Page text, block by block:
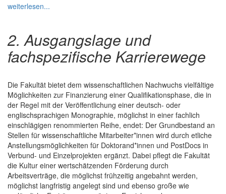
weiterlesen...
2. Ausgangslage und
fachspezifische Karrierewege
Die Fakultät bietet dem wissenschaftlichen Nachwuchs vielfältige
Möglichkeiten zur Finanzierung einer Qualifikationsphase, die in
der Regel mit der Veröffentlichung einer deutsch- oder
englischsprachigen Monographie, möglichst in einer fachlich
einschlägigen renommierten Reihe, endet: Der Grundbestand an
Stellen für wissenschaftliche Mitarbeiter*innen wird durch etliche
Anstellungsmöglichkeiten für Doktorand*innen und PostDocs in
Verbund- und Einzelprojekten ergänzt. Dabei pflegt die Fakultät
die Kultur einer wertschätzenden Förderung durch
Arbeitsverträge, die möglichst frühzeitig angebahnt werden,
möglichst langfristig angelegt sind und ebenso große wie